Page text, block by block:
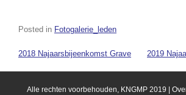
Posted in Fotogalerie_leden
2018 Najaarsbijeenkomst Grave 2019
Alle rechten voorbehouden, KNGMP 2019 |